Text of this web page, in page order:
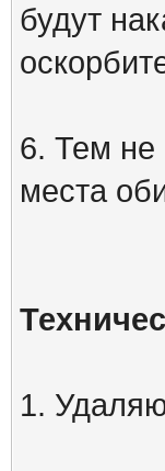
будут
6. Тем не
места
1.